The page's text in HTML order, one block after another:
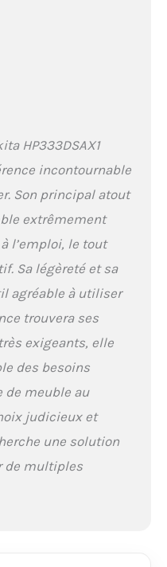
HP333DSAX1
incontournable
Son principal atout
extrêmement
l’emploi, le tout
Sa légèreté et sa
agréable à utiliser
trouvera ses
exigeants, elle
des besoins
de meuble au
judicieux et
une solution
de multiples